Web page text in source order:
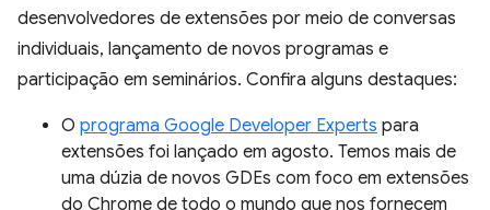
desenvolvedores de extensões por meio de conversas
individuais, lançamento de novos programas e
participação em seminários. Confira alguns destaques:
O programa Google Developer Experts para
extensões foi lançado em agosto. Temos mais de
uma dúzia de novos GDEs com foco em extensões
do Chrome de todo o mundo que nos fornecem